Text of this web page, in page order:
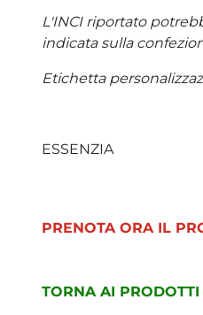
L'INCI riportato
indicata sulla
Etichetta
ESSENZIA
PRENOTA ORA IL
TORNA AI PRODOTTI